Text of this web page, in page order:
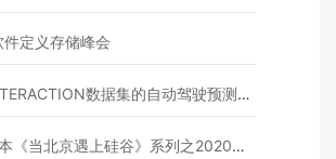
定义存储峰会
数据集的自动驾驶预测模型挑战赛
当北京遇上硅谷》系列之2020年度开源峰会